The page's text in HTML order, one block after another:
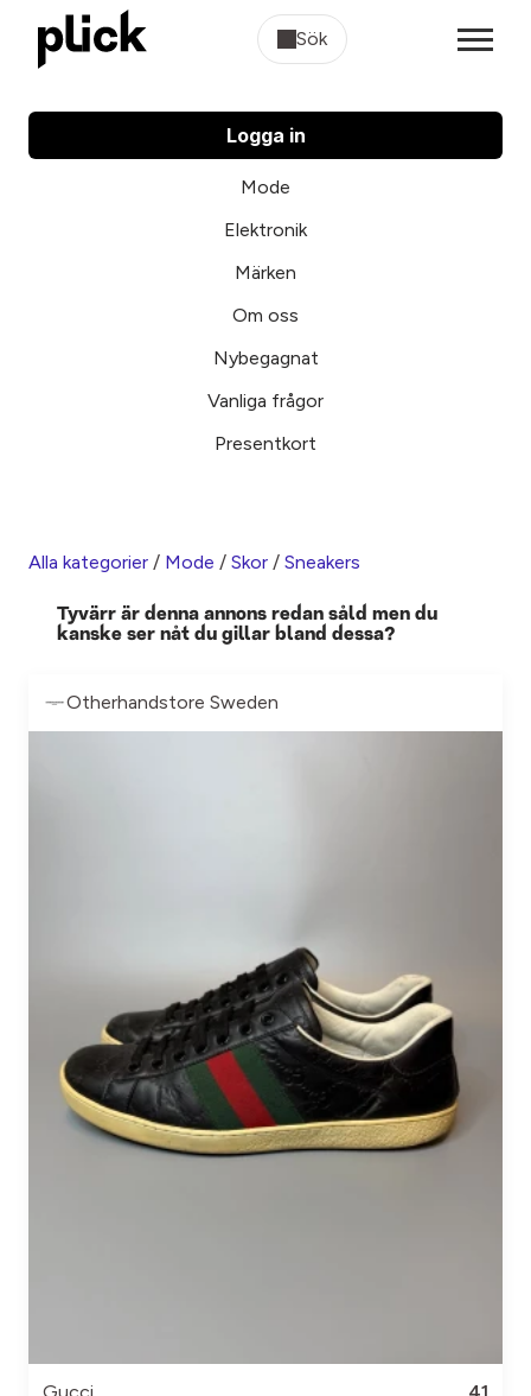
Sök
Logga in
Mode
Elektronik
Märken
Om oss
Nybegagnat
Vanliga frågor
Presentkort
Alla kategorier / Mode / Skor / Sneakers
Tyvärr är denna annons redan såld men du
kanske ser nåt du gillar bland dessa?
Otherhandstore Sweden